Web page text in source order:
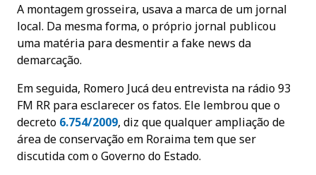
A montagem grosseira, usava a marca de um jornal
local. Da mesma forma, o próprio jornal publicou
uma matéria para desmentir a fake news da
demarcação.
Em seguida, Romero Jucá deu entrevista na rádio 93
FM RR para esclarecer os fatos. Ele lembrou que o
decreto 6.754/2009, diz que qualquer ampliação de
área de conservação em Roraima tem que ser
discutida com o Governo do Estado.